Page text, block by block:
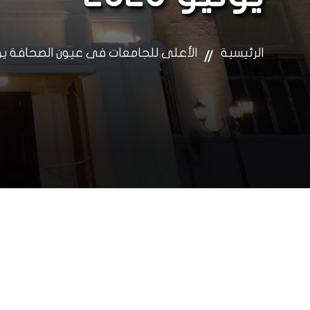
الرئيسية الأعلى للجامعات فى عيون الصحافة